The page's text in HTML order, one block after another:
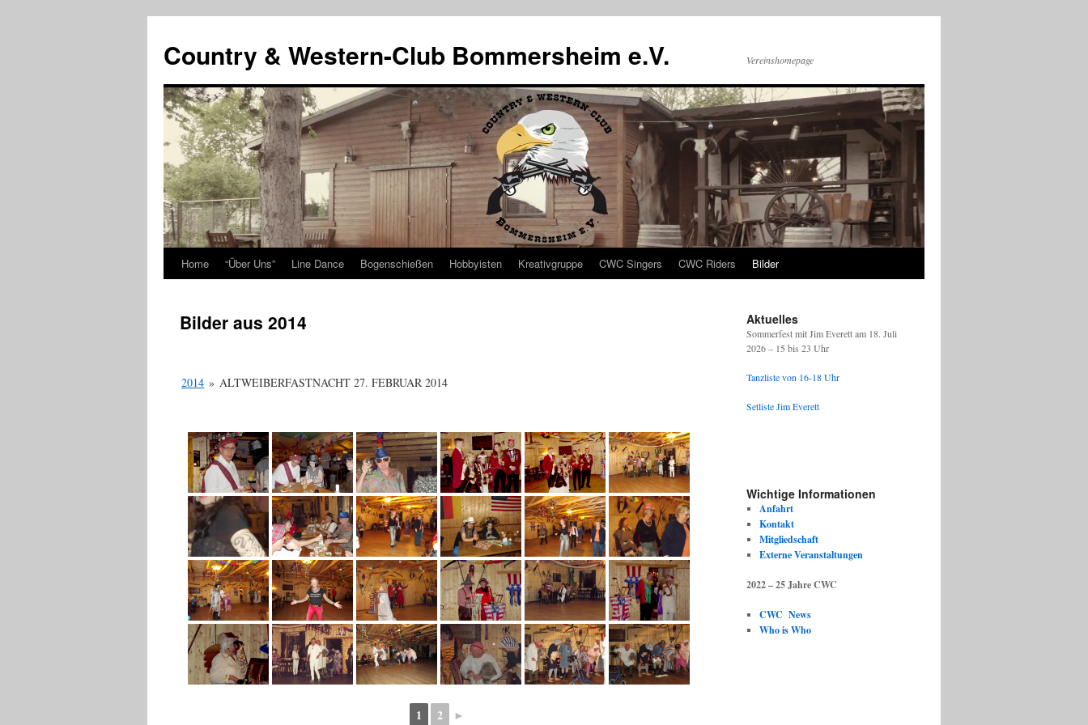
Country & Western-Club Bommersheim e.V. Vereinshomepage
Skip
content
Home “Über Uns” Line Dance Bogenschießen Hobbyisten Kreativgruppe CWC Singers CWC Riders Bilder
Bilder aus 2014
2014 » ALTWEIBERFASTNACHT 27. FEBRUAR 2014
1 2 ►
Aktuelles
Sommerfest mit Jim Everett am 18. Juli
2026 – 15 bis 23 Uhr
Tanzliste von 16-18 Uhr
Setliste Jim Everett
Wichtige Informationen
Anfahrt
Kontakt
Mitgliedschaft
Externe Veranstaltungen
2022 – 25 Jahre CWC
CWC News
Who is Who